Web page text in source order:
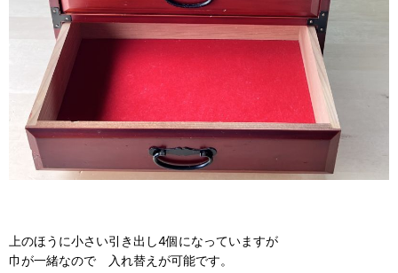
上のほうに小さい引き出し4個になっていますが
巾が一緒なので 入れ替えが可能です。